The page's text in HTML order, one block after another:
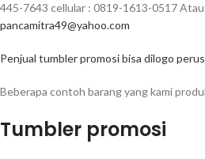
445-7643 cellular : 0819-1613-0517 Atau
pancamitra49@yahoo.com
Penjual tumbler promosi bisa dilogo
Beberapa contoh barang yang kami
Tumbler promosi